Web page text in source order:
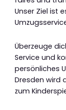
Unser Ziel ist
Überzeuge
Service und
persönliches
Dresden wird
zum